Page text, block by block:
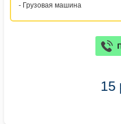
- Грузовая машина
15